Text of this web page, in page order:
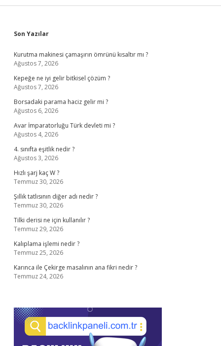
Sidebar
Son Yazılar
Kurutma makinesi çamaşırın ömrünü kısaltır mı ?
Ağustos 7, 2026
Kepeğe ne iyi gelir bitkisel çözüm ?
Ağustos 7, 2026
Borsadaki parama haciz gelir mi ?
Ağustos 6, 2026
Avar İmparatorluğu Türk devleti mi ?
Ağustos 4, 2026
4. sınıfta eşitlik nedir ?
Ağustos 3, 2026
Hızlı şarj kaç W ?
Temmuz 30, 2026
Şıllık tatlısının diğer adı nedir ?
Temmuz 30, 2026
Tilki derisi ne için kullanılır ?
Temmuz 29, 2026
Kalıplama işlemi nedir ?
Temmuz 25, 2026
Karınca ile Çekirge masalının ana fikri nedir ?
Temmuz 24, 2026